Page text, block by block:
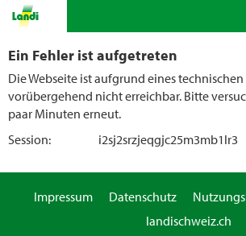
Ein Fehler ist aufgetreten
Die Webseite ist aufgrund eines
vorübergehend nicht erreichbar. Bitte
paar Minuten erneut.
Session:
i2sj2srzjeqgjc25m3mb1lr3
Impressum Datenschutz
landischweiz.ch